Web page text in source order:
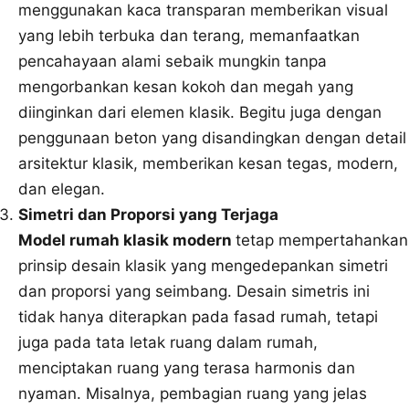
menggunakan kaca transparan memberikan visual
yang lebih terbuka dan terang, memanfaatkan
pencahayaan alami sebaik mungkin tanpa
mengorbankan kesan kokoh dan megah yang
diinginkan dari elemen klasik. Begitu juga dengan
penggunaan beton yang disandingkan dengan detail
arsitektur klasik, memberikan kesan tegas, modern,
dan elegan.
Simetri dan Proporsi yang Terjaga
Model rumah klasik moderntetap mempertahankan
prinsip desain klasik yang mengedepankan simetri
dan proporsi yang seimbang. Desain simetris ini
tidak hanya diterapkan pada fasad rumah, tetapi
juga pada tata letak ruang dalam rumah,
menciptakan ruang yang terasa harmonis dan
nyaman. Misalnya, pembagian ruang yang jelas